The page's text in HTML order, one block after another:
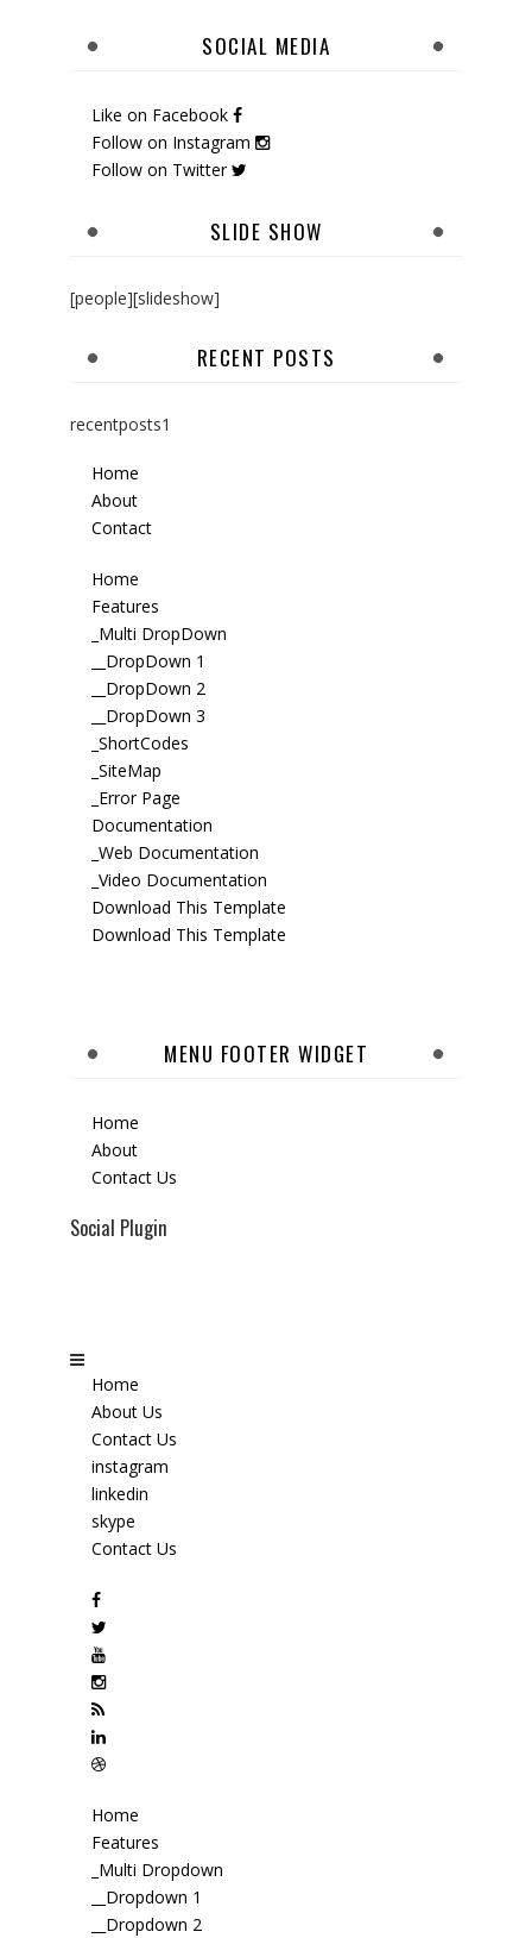
SOCIAL MEDIA
Like on Facebook
Follow on Instagram
Follow on Twitter
SLIDE SHOW
[people][slideshow]
RECENT POSTS
recentposts1
Home
About
Contact
Home
Features
_Multi DropDown
__DropDown 1
__DropDown 2
__DropDown 3
_ShortCodes
_SiteMap
_Error Page
Documentation
_Web Documentation
_Video Documentation
Download This Template
Download This Template
MENU FOOTER WIDGET
Home
About
Contact Us
Social Plugin
Home
About Us
Contact Us
instagram
linkedin
skype
Contact Us
Home
Features
_Multi Dropdown
__Dropdown 1
__Dropdown 2